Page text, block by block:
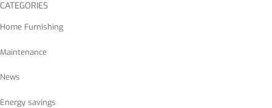
CATEGORIES
Home Furnishing
Maintenance
News
Energy savings